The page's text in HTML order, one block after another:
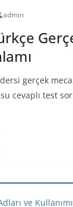
admin
dersi gerçek
cevaplı test
ve